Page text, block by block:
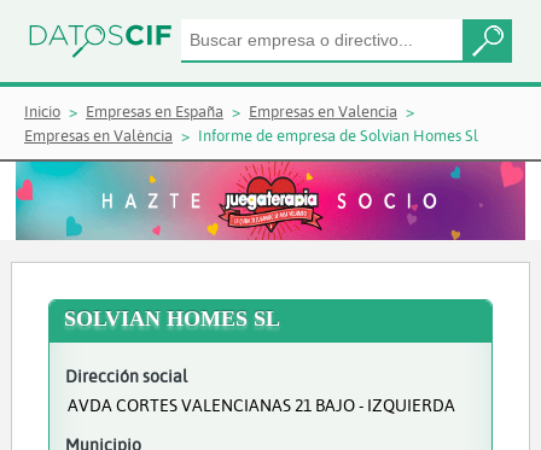
Inicio Empresas en España
Empresas en Valencia
Empresas en València
Informe de empresa de Solvian Homes Sl
SOLVIAN HOMES SL
Dirección social
AVDA CORTES VALENCIANAS 21 BAJO - IZQUIERDA
Municipio